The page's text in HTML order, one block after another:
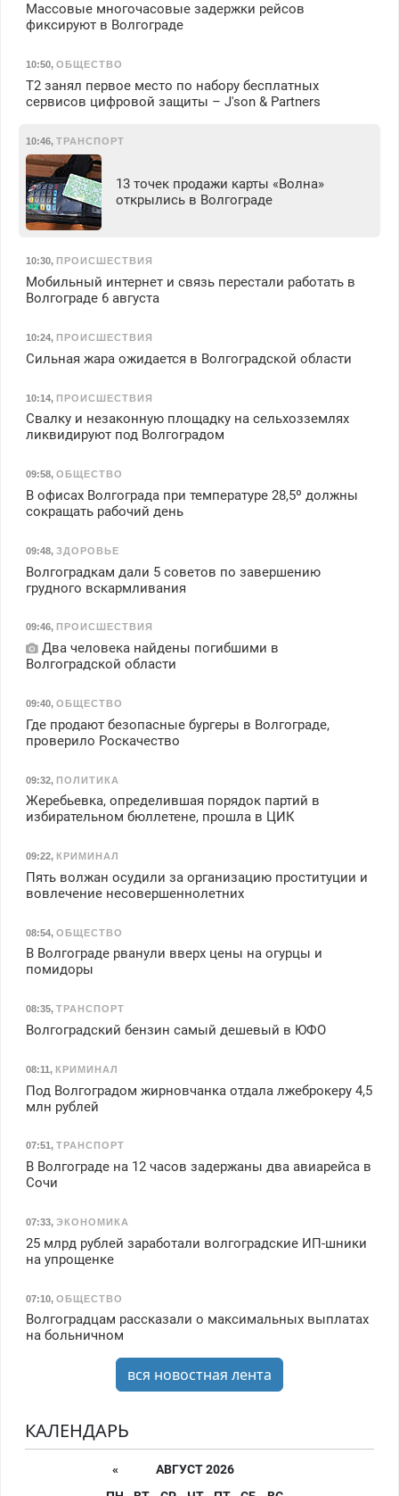
Массовые многочасовые задержки рейсов
фиксируют в Волгограде
10:50, ОБЩЕСТВО
Т2 занял первое место по набору бесплатных
сервисов цифровой защиты – J'son & Partners
10:46, ТРАНСПОРТ
13 точек продажи карты «Волна»
открылись в Волгограде
10:30, ПРОИСШЕСТВИЯ
Мобильный интернет и связь перестали работать в
Волгограде 6 августа
10:24, ПРОИСШЕСТВИЯ
Сильная жара ожидается в Волгоградской области
10:14, ПРОИСШЕСТВИЯ
Свалку и незаконную площадку на сельхозземлях
ликвидируют под Волгоградом
09:58, ОБЩЕСТВО
В офисах Волгограда при температуре 28,5º должны
сокращать рабочий день
09:48, ЗДОРОВЬЕ
Волгоградкам дали 5 советов по завершению
грудного вскармливания
09:46, ПРОИСШЕСТВИЯ
Два человека найдены погибшими в
Волгоградской области
09:40, ОБЩЕСТВО
Где продают безопасные бургеры в Волгограде,
проверило Роскачество
09:32, ПОЛИТИКА
Жеребьевка, определившая порядок партий в
избирательном бюллетене, прошла в ЦИК
09:22, КРИМИНАЛ
Пять волжан осудили за организацию проституции и
вовлечение несовершеннолетних
08:54, ОБЩЕСТВО
В Волгограде рванули вверх цены на огурцы и
помидоры
08:35, ТРАНСПОРТ
Волгоградский бензин самый дешевый в ЮФО
08:11, КРИМИНАЛ
Под Волгоградом жирновчанка отдала лжеброкеру 4,5
млн рублей
07:51, ТРАНСПОРТ
В Волгограде на 12 часов задержаны два авиарейса в
Сочи
07:33, ЭКОНОМИКА
25 млрд рублей заработали волгоградские ИП-шники
на упрощенке
07:10, ОБЩЕСТВО
Волгоградцам рассказали о максимальных выплатах
на больничном
вся новостная лента
КАЛЕНДАРЬ
«
АВГУСТ 2026